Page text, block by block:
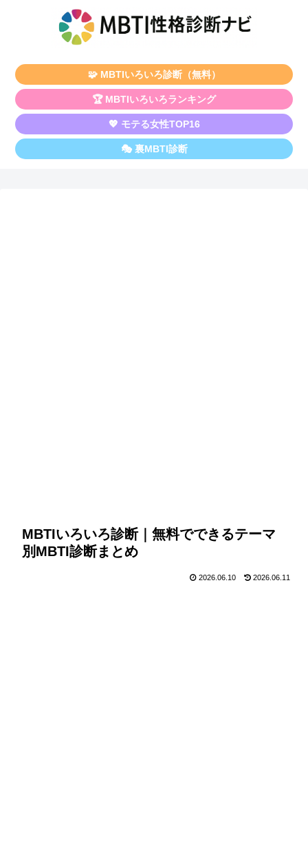
🧩 MBTIいろいろ診断（無料）
🏆 MBTIいろいろランキング
💖 モテる女性TOP16
🎭 裏MBTI診断
MBTIいろいろ診断｜無料でできるテーマ
別MBTI診断まとめ
2026.06.10 2026.06.11